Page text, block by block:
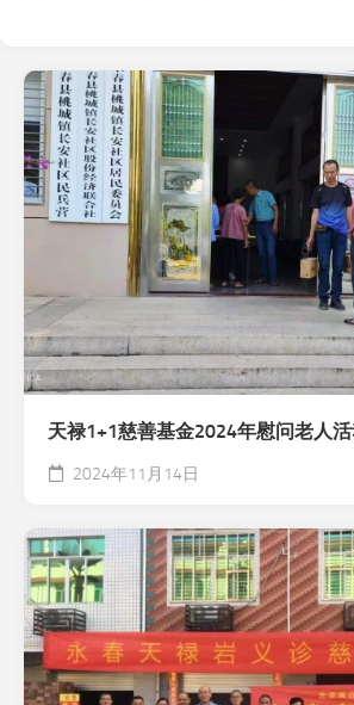
天禄1+1慈善基金2024年慰问老人
2024年11月14日